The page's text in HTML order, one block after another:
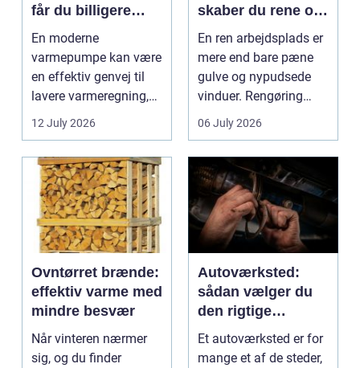
får du billigere
varme og et bedre
En moderne
varmepumpe kan være
en effektiv genvej til
lavere varmeregning,
mindre CO2-udslip og
12 July 2026
skaber du rene og
trygge rammer på
arbejdspladsen
En ren arbejdsplads er
mere end bare pæne
gulve og nypudsede
vinduer. Rengøring
påvirker medarbejder...
06 July 2026
Ovntørret brænde:
effektiv varme med
mindre besvær
Når vinteren nærmer
sig, og du finder
Autoværksted:
sådan vælger du
den rigtige
mekaniker
Et autoværksted er for
mange et af de steder,